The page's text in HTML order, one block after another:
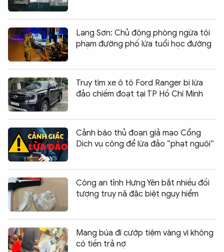
Lạng Sơn: Chủ động phòng ngừa tội
phạm đường phố lứa tuổi học đường
Truy tìm xe ô tô Ford Ranger bị lừa
đảo chiếm đoạt tại TP Hồ Chí Minh
Cảnh báo thủ đoạn giả mạo Cổng
Dịch vụ công để lừa đảo “phạt nguội”
Công an tỉnh Hưng Yên bắt nhiều đối
tượng truy nã đặc biệt nguy hiểm
Mang búa đi cướp tiệm vàng vì không
có tiền trả nợ